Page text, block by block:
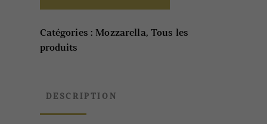
au
lait
quantity
Catégories : Mozzarella,Tous les
produits
DESCRIPTION